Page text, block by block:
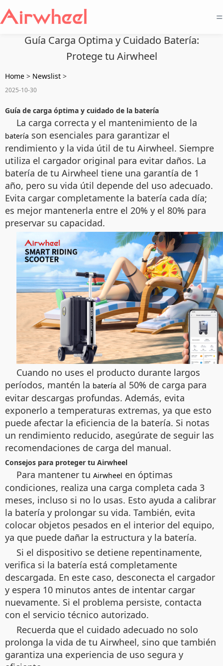
=
Guía Carga Optima y Cuidado Batería:
Protege tu Airwheel
Home > Newslist >
2025-10-30
Guía de carga óptima y cuidado de la batería
La carga correcta y el mantenimiento de la
batería son esenciales para garantizar el
rendimiento y la vida útil de tu Airwheel. Siempre
utiliza el cargador original para evitar daños. La
batería de tu Airwheel tiene una garantía de 1
año, pero su vida útil depende del uso adecuado.
Evita cargar completamente la batería cada día;
es mejor mantenerla entre el 20% y el 80% para
preservar su capacidad.
Cuando no uses el producto durante largos
períodos, mantén la batería al 50% de carga para
evitar descargas profundas. Además, evita
exponerlo a temperaturas extremas, ya que esto
puede afectar la eficiencia de la batería. Si notas
un rendimiento reducido, asegúrate de seguir las
recomendaciones de carga del manual.
Consejos para proteger tu Airwheel
Para mantener tu Airwheel en óptimas
condiciones, realiza una carga completa cada 3
meses, incluso si no lo usas. Esto ayuda a calibrar
la batería y prolongar su vida. También, evita
colocar objetos pesados en el interior del equipo,
ya que puede dañar la estructura y la batería.
Si el dispositivo se detiene repentinamente,
verifica si la batería está completamente
descargada. En este caso, desconecta el cargador
y espera 10 minutos antes de intentar cargar
nuevamente. Si el problema persiste, contacta
con el servicio técnico autorizado.
Recuerda que el cuidado adecuado no solo
prolonga la vida de tu Airwheel, sino que también
garantiza una experiencia de uso segura y